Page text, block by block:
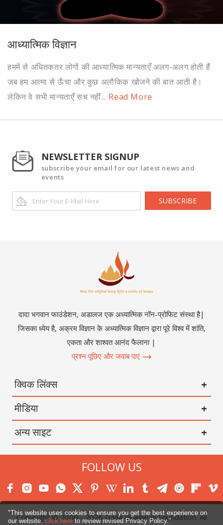
"This website uses cookies to ensure you get the best experience on
our website.click hereto review revised Privacy Policy."
आध्यात्मिक विज्ञान
हममें से अधितकतर लोगों की आध्यात्मिक मान्यताएँ अलग-अलग होती हैं
जब हम आत्मा से ऊँचा और कुछ अलौकिक खोजने की बात आती है।
लेकिन वे सभी मान्यताएँ सच नहीं... Read More
NEWSLETTER SIGNUP
subscribe your email for our latest news and
events
SUBSCRIBE
दादा भगवान फाउंडेशन, अडालज एक अध्यात्मिक नॉन-प्रोफिट संस्था है|
जिसका ध्येय है, अक्रम विज्ञान के अध्यात्मिक विज्ञान द्वारा पूरे विश्व में शांति,
एकता और शाश्वत आनंद फैलाना |
प्रश्न पूछिए और जवाब पाएं
क्विक लिंक्स
मीडिया
अन्य साइट
FOLLOW US
Copyright © 2000 -2026Dada Bhagwan Foundation. All